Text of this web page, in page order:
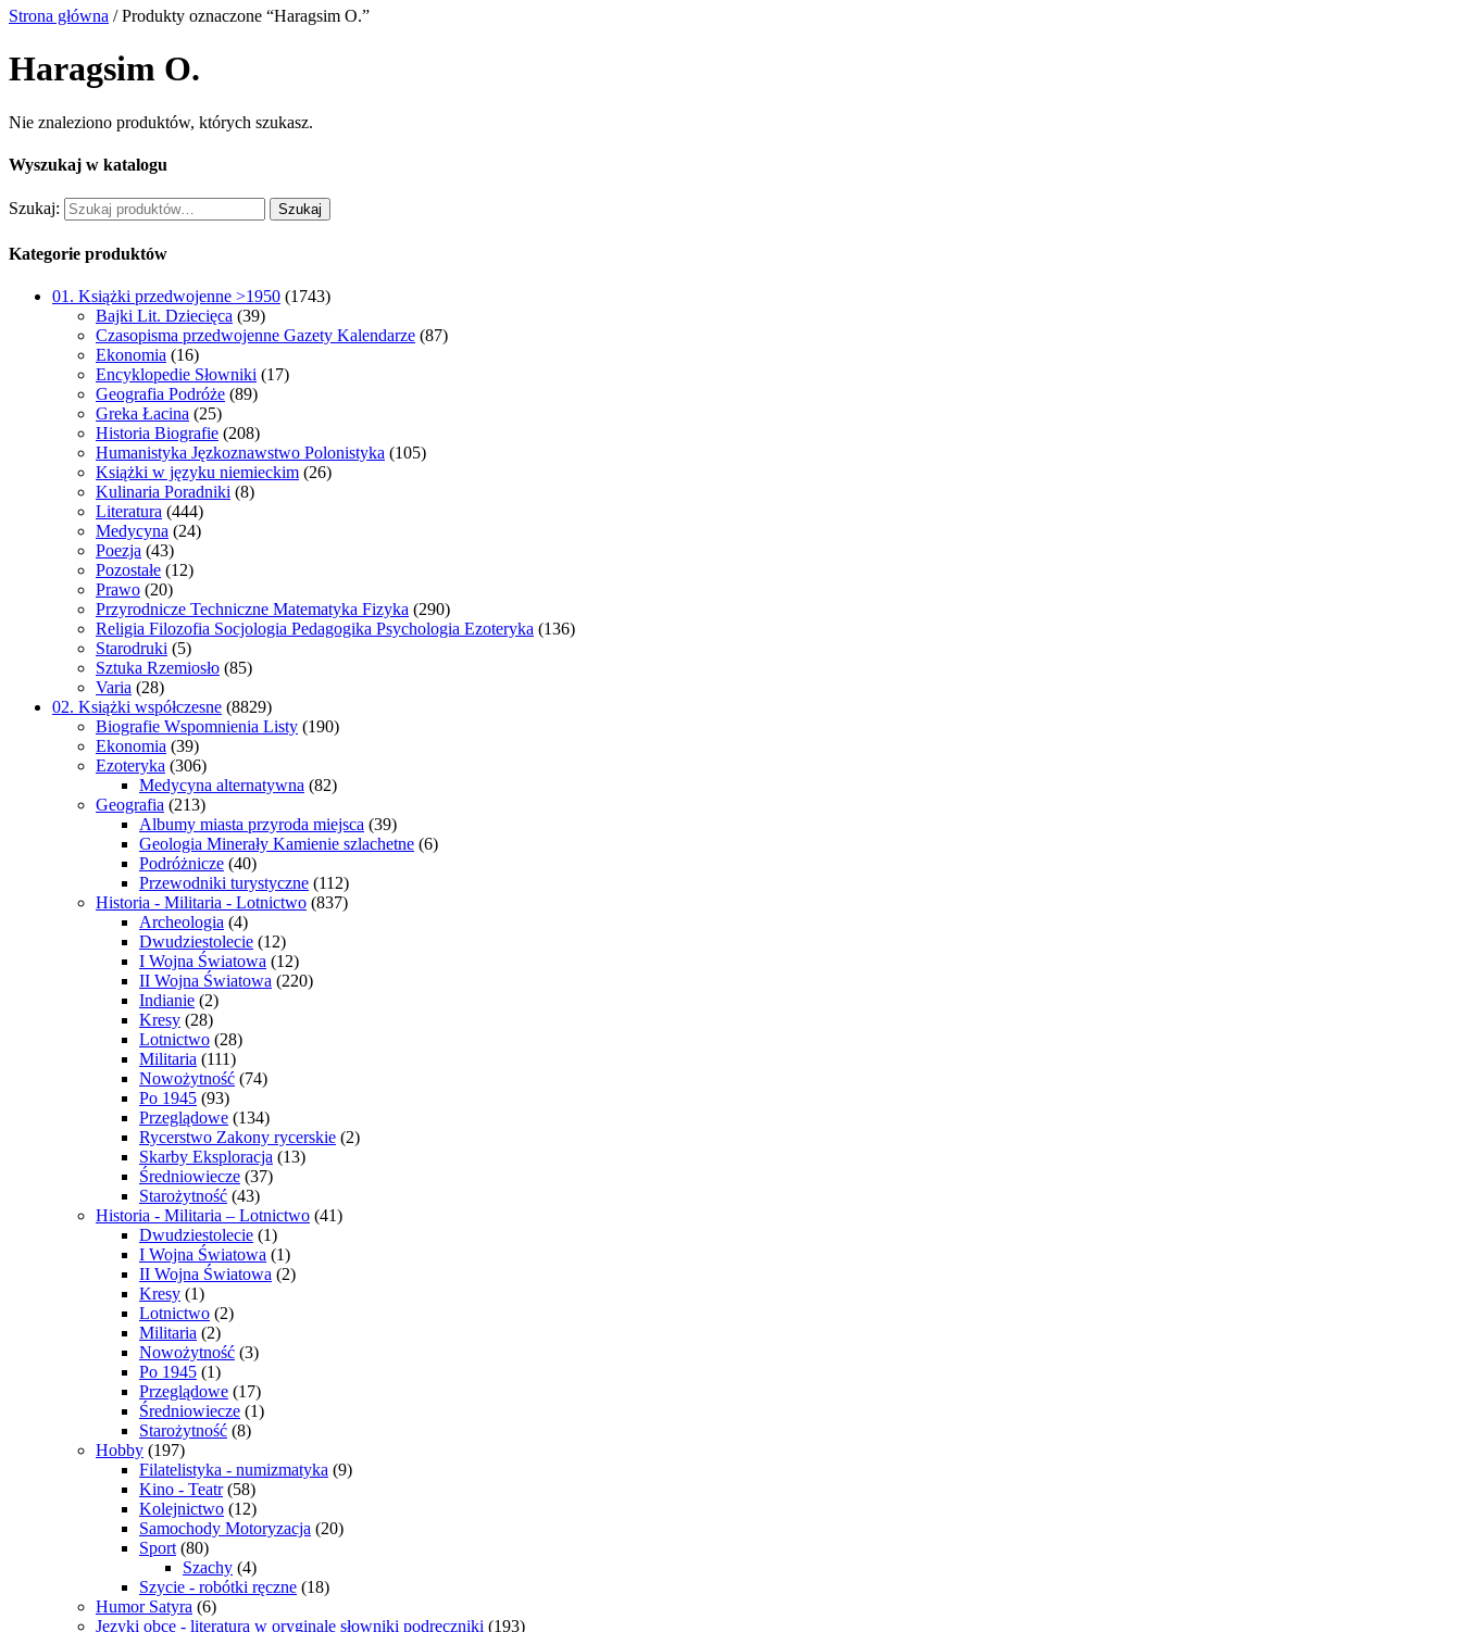
Strona główna / Produkty oznaczone “Haragsim O.”
Haragsim O.
Nie znaleziono produktów, których szukasz.
Wyszukaj w katalogu
Szukaj: Szukaj
Kategorie produktów
01. Książki przedwojenne >1950 (1743)
Bajki Lit. Dziecięca (39)
Czasopisma przedwojenne Gazety Kalendarze (87)
Ekonomia (16)
Encyklopedie Słowniki (17)
Geografia Podróże (89)
Greka Łacina (25)
Historia Biografie (208)
Humanistyka Jęzkoznawstwo Polonistyka (105)
Książki w języku niemieckim (26)
Kulinaria Poradniki (8)
Literatura (444)
Medycyna (24)
Poezja (43)
Pozostałe (12)
Prawo (20)
Przyrodnicze Techniczne Matematyka Fizyka (290)
Religia Filozofia Socjologia Pedagogika Psychologia Ezoteryka (136)
Starodruki (5)
Sztuka Rzemiosło (85)
Varia (28)
02. Książki współczesne (8829)
Biografie Wspomnienia Listy (190)
Ekonomia (39)
Ezoteryka (306)
Medycyna alternatywna (82)
Geografia (213)
Albumy miasta przyroda miejsca (39)
Geologia Minerały Kamienie szlachetne (6)
Podróżnicze (40)
Przewodniki turystyczne (112)
Historia - Militaria - Lotnictwo (837)
Archeologia (4)
Dwudziestolecie (12)
I Wojna Światowa (12)
II Wojna Światowa (220)
Indianie (2)
Kresy (28)
Lotnictwo (28)
Militaria (111)
Nowożytność (74)
Po 1945 (93)
Przeglądowe (134)
Rycerstwo Zakony rycerskie (2)
Skarby Eksploracja (13)
Średniowiecze (37)
Starożytność (43)
Historia - Militaria – Lotnictwo (41)
Dwudziestolecie (1)
I Wojna Światowa (1)
II Wojna Światowa (2)
Kresy (1)
Lotnictwo (2)
Militaria (2)
Nowożytność (3)
Po 1945 (1)
Przeglądowe (17)
Średniowiecze (1)
Starożytność (8)
Hobby (197)
Filatelistyka - numizmatyka (9)
Kino - Teatr (58)
Kolejnictwo (12)
Samochody Motoryzacja (20)
Sport (80)
Szachy (4)
Szycie - robótki ręczne (18)
Humor Satyra (6)
Języki obce - literatura w oryginale słowniki podręczniki (193)